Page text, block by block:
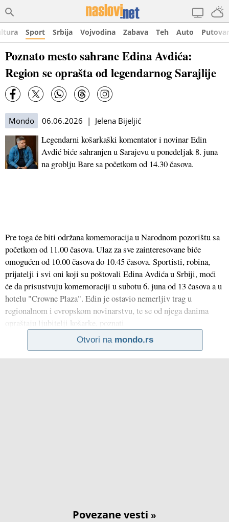
Sport Srbija Vojvodina Zabava Teh Auto
Poznato mesto sahrane Edina Avdića:
Region se oprašta od legendarnog Sarajlije
Mondo 06.06.2026 | Jelena Bijeljić
Legendarni košarkaški komentator i novinar Edin
Avdić biće sahranjen u Sarajevu u ponedeljak 8. juna
na groblju Bare sa početkom od 14.30 časova.
Pre toga će biti održana komemoracija u Narodnom pozorištu sa
početkom od 11.00 časova. Ulaz za sve zainteresovane biće
omogućen od 10.00 časova do 10.45 časova. Sportisti, robina,
prijatelji i svi oni koji su poštovali Edina Avdića u Srbiji, moći
će da prisustvuju komemoraciji u subotu 6. juna od 13 časova a u
hotelu "Crowne Plaza". Edin je ostavio nemerljiv trag u
regionalnom i evropskom novinarstvu, te se od njega danima
opraštaju ljubitelji košarke, poznati
Otvori na mondo.rs
Povezane vesti »